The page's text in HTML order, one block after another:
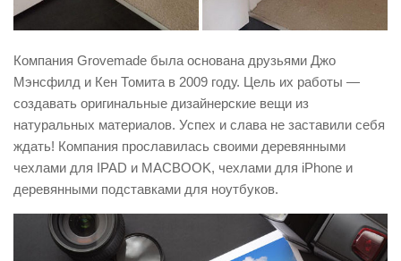
Компания Grovemade была основана друзьями Джо
Мэнсфилд и Кен Томита в 2009 году. Цель их работы —
создавать оригинальные дизайнерские вещи из
натуральных материалов. Успех и слава не заставили себя
ждать! Компания прославилась своими деревянными
чехлами для IPAD и MACBOOK, чехлами для iPhone и
деревянными подставками для ноутбуков.